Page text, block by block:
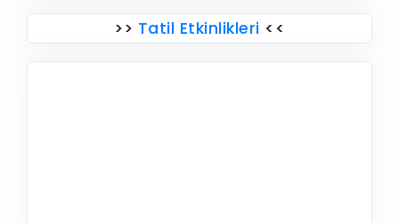
>> Tatil Etkinlikleri <<